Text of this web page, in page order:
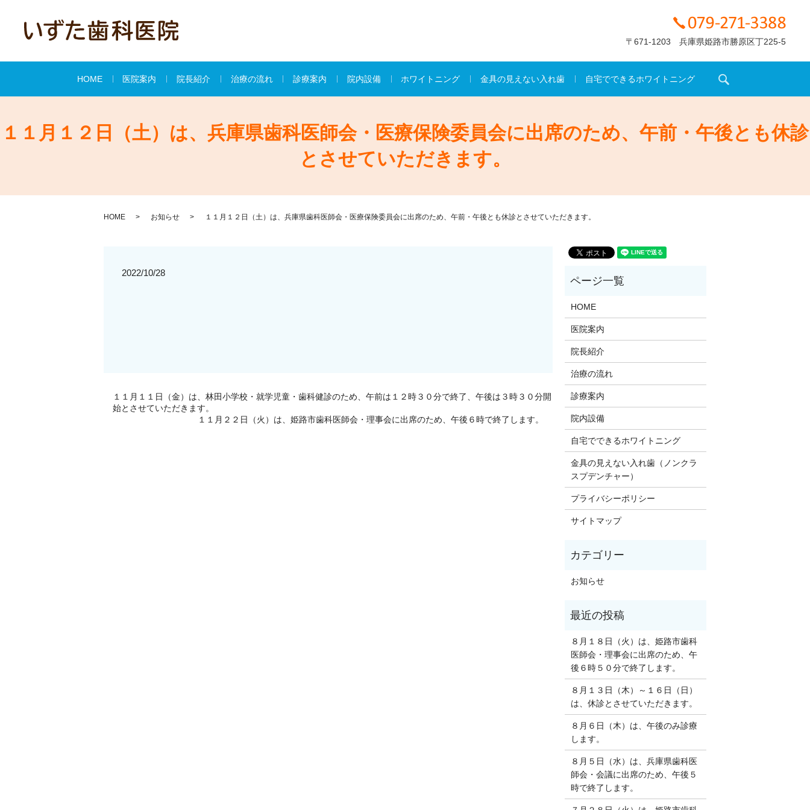
〒671-1203 兵庫県姫路市勝原区丁225-5
HOME 医院案内 院長紹介 治療の流れ 診療案内 院内設備 ホワイトニング 金具の見えない入れ歯 自宅でできるホワイトニング
１１月１２日（土）は、兵庫県歯科医師会・医療保険委員会に出席のため、午前・午後とも休診
とさせていただきます。
HOME お知らせ １１月１２日（土）は、兵庫県歯科医師会・医療保険委員会に出席のため、午前・午後とも休診とさせていただきます。
2022/10/28
１１月１１日（金）は、林田小学校・就学児童・歯科健診のため、午前は１２時３０分で終了、午後は３時３０分開
始とさせていただきます。
１１月２２日（火）は、姫路市歯科医師会・理事会に出席のため、午後６時で終了します。
HOME
医院案内
院長紹介
治療の流れ
診療案内
院内設備
自宅でできるホワイトニング
金具の見えない入れ歯（ノンクラ
スプデンチャー）
プライバシーポリシー
サイトマップ
お知らせ
８月１８日（火）は、姫路市歯科
医師会・理事会に出席のため、午
後６時５０分で終了します。
８月１３日（木）～１６日（日）
は、休診とさせていただきます。
８月６日（木）は、午後のみ診療
します。
８月５日（水）は、兵庫県歯科医
師会・会議に出席のため、午後５
時で終了します。